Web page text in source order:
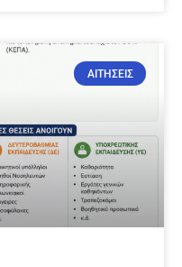
ΑΙΤΗΣΕΙΣ